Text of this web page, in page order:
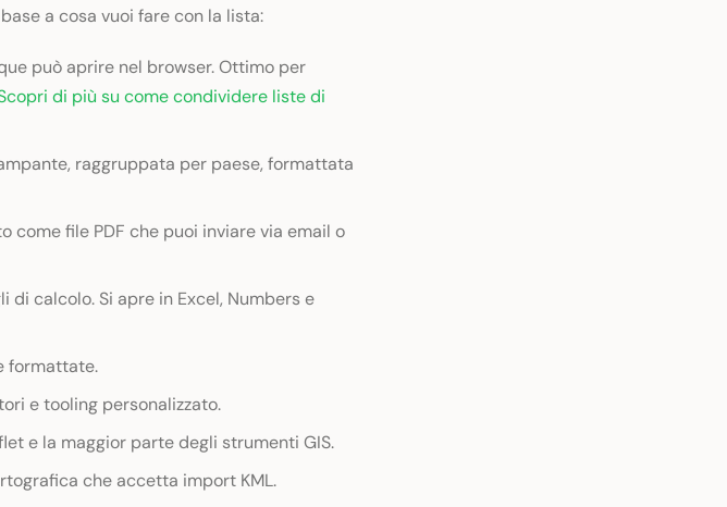
a cosa vuoi fare con la lista:
può aprire nel browser. Ottimo per
di più su come condividere liste di
raggruppata per paese, formattata
come file PDF che puoi inviare via email o
calcolo. Si apre in Excel, Numbers e
formattate.
e tooling personalizzato.
e la maggior parte degli strumenti GIS.
che accetta import KML.